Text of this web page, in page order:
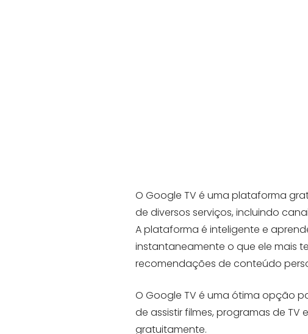
O Google TV é uma plataforma
de diversos serviços, incluindo
A plataforma é inteligente e
instantaneamente o que ele mais
recomendações de conteúdo
O Google TV é uma ótima opção
de assistir filmes, programas de
gratuitamente.